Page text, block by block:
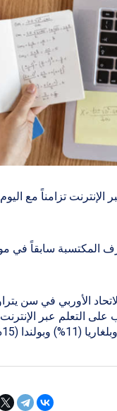
تزامناً مع اليوم
المكتسبة سابقاً في